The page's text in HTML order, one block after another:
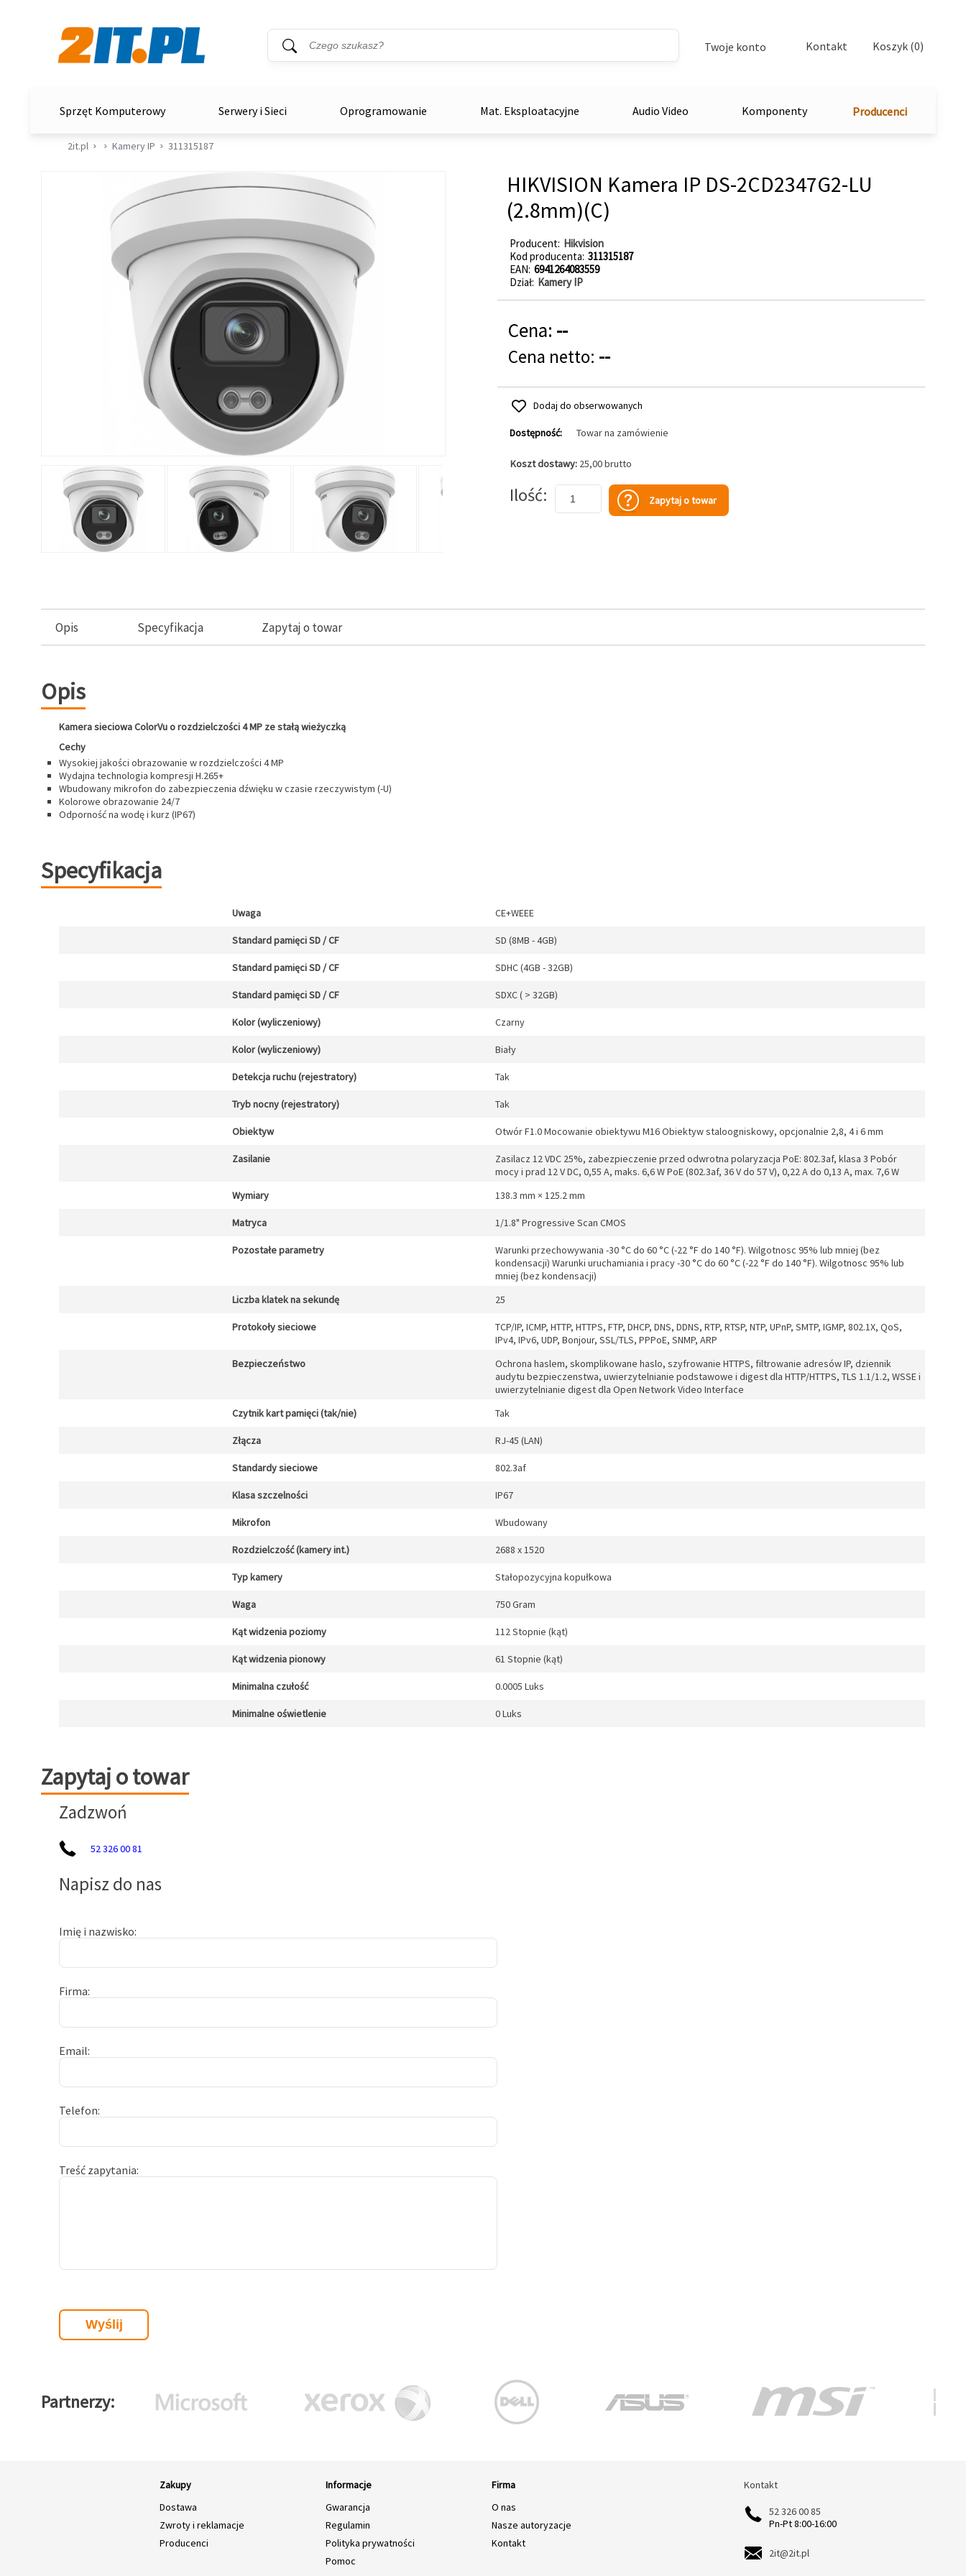
Wyszukiwarka
Słowo kluczowe
Twoje konto Kontakt Koszyk (0)
Sprzęt Komputerowy Serwery i Sieci Oprogramowanie Mat. Eksploatacyjne Audio Video Komponenty Producenci
2it.pl Kamery IP 311315187
HIKVISION Kamera IP DS-2CD2347G2-LU
(2.8mm)(C)
Producent Hikvision
Kod producenta 311315187
EAN 6941264083559
Dział Kamery IP
Cena: --
Cena netto: --
Dodaj do obserwowanych
Dostępność: Towar na zamówienie
Koszt dostawy: 25,00 brutto
Ilość Zapytaj o towar
Opis Specyfikacja Zapytaj o towar
Opis
Kamera sieciowa ColorVu o rozdzielczości 4 MP ze stałą wieżyczką
Cechy
Wysokiej jakości obrazowanie w rozdzielczości 4 MP
Wydajna technologia kompresji H.265+
Wbudowany mikrofon do zabezpieczenia dźwięku w czasie rzeczywistym (-U)
Kolorowe obrazowanie 24/7
Odporność na wodę i kurz (IP67)
Specyfikacja
Uwaga CE+WEEE
Standard pamięci SD / CF SD (8MB - 4GB)
Standard pamięci SD / CF SDHC (4GB - 32GB)
Standard pamięci SD / CF SDXC ( > 32GB)
Kolor (wyliczeniowy) Czarny
Kolor (wyliczeniowy) Biały
Detekcja ruchu (rejestratory) Tak
Tryb nocny (rejestratory) Tak
Obiektyw Otwór F1.0 Mocowanie obiektywu M16 Obiektyw staloogniskowy, opcjonalnie 2,8, 4 i 6 mm
Zasilanie
Zasilacz 12 VDC 25%, zabezpieczenie przed odwrotna polaryzacja PoE: 802.3af, klasa 3 Pobór
mocy i prad 12 V DC, 0,55 A, maks. 6,6 W PoE (802.3af, 36 V do 57 V), 0,22 A do 0,13 A, max. 7,6 W
Wymiary
138.3 mm × 125.2 mm
Matryca 1/1.8" Progressive Scan CMOS
Pozostałe parametry
Warunki przechowywania -30 °C do 60 °C (-22 °F do 140 °F). Wilgotnosc 95% lub mniej (bez
kondensacji) Warunki uruchamiania i pracy -30 °C do 60 °C (-22 °F do 140 °F). Wilgotnosc 95% lub
mniej (bez kondensacji)
Liczba klatek na sekundę
25
Protokoły sieciowe
TCP/IP, ICMP, HTTP, HTTPS, FTP, DHCP, DNS, DDNS, RTP, RTSP, NTP, UPnP, SMTP, IGMP, 802.1X, QoS,
IPv4, IPv6, UDP, Bonjour, SSL/TLS, PPPoE, SNMP, ARP
Bezpieczeństwo
Ochrona haslem, skomplikowane haslo, szyfrowanie HTTPS, filtrowanie adresów IP, dziennik
audytu bezpieczenstwa, uwierzytelnianie podstawowe i digest dla HTTP/HTTPS, TLS 1.1/1.2, WSSE i
uwierzytelnianie digest dla Open Network Video Interface
Czytnik kart pamięci (tak/nie)
Tak
Złącza RJ-45 (LAN)
Standardy sieciowe 802.3af
Klasa szczelności IP67
Mikrofon Wbudowany
Rozdzielczość (kamery int.) 2688 x 1520
Typ kamery Stałopozycyjna kopułkowa
Waga 750 Gram
Kąt widzenia poziomy 112 Stopnie (kąt)
Kąt widzenia pionowy 61 Stopnie (kąt)
Minimalna czułość 0.0005 Luks
Minimalne oświetlenie 0 Luks
Zapytaj o towar
Zapytaj o towar
Zadzwoń
52 326 00 81
Napisz do nas
Imię i nazwisko
Firma
Email
Telefon
Treść zapytania
Partnerzy
Zakupy
Dostawa
Zwroty i reklamacje
Producenci
Informacje
Gwarancja
Regulamin
Polityka prywatności
Pomoc
Firma
O nas
Nasze autoryzacje
Kontakt
Kontakt
Kontakt
52 326 00 85
Pn-Pt 8:00-16:00
2it@2it.pl